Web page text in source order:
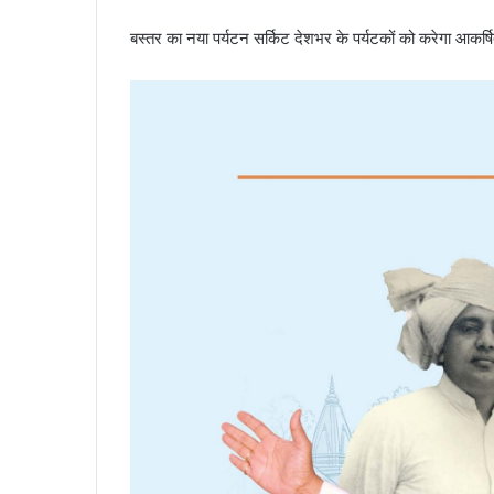
बस्तर का नया पर्यटन सर्किट देशभर के पर्यटकों को करेगा